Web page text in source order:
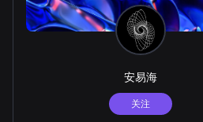
安易海
关注